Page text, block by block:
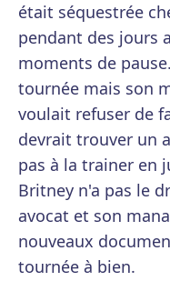
était séquestrée
pendant des jours
moments de
tournée mais son
voulait refuser de
devrait trouver un
pas à la trainer en
Britney n'a pas le
avocat et son
nouveaux
tournée à bien.